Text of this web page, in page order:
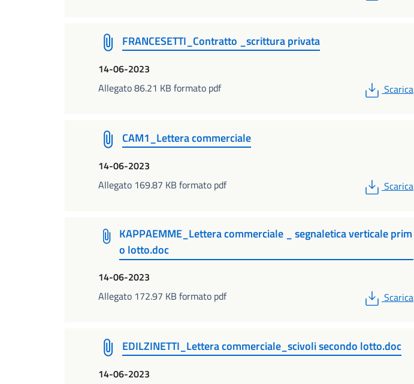
FRANCESETTI_Contratto _scrittura privata
14-06-2023
Allegato 86.21 KB formato pdf
PDF
Scarica
CAM1_Lettera commerciale
14-06-2023
Allegato 169.87 KB formato pdf
PDF
Scarica
KAPPAEMME_Lettera commerciale _ segnaletica verticale prim
o lotto.doc
14-06-2023
Allegato 172.97 KB formato pdf
PDF
Scarica
EDILZINETTI_Lettera commerciale_scivoli secondo lotto.doc
14-06-2023